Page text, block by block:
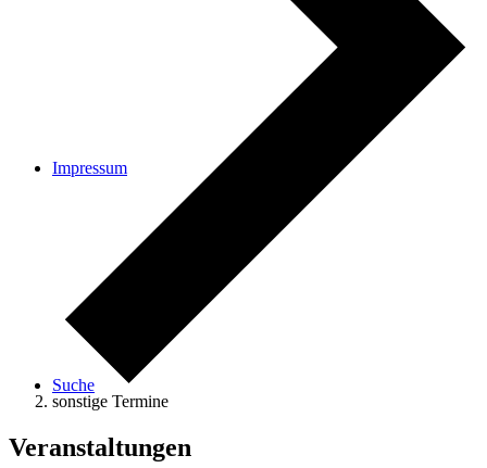
Impressum
Suche
sonstige Termine
Veranstaltungen